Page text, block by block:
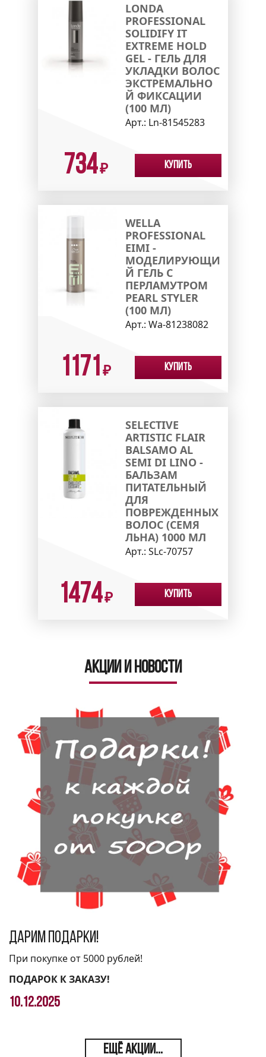
LONDA
PROFESSIONAL
SOLIDIFY IT
EXTREME HOLD
GEL - ГЕЛЬ ДЛЯ
УКЛАДКИ ВОЛОС
ЭКСТРЕМАЛЬНО
Й ФИКСАЦИИ
(100 МЛ)
Арт.: Ln-81545283
734₽ Купить
WELLA
PROFESSIONAL
EIMI -
МОДЕЛИРУЮЩИ
Й ГЕЛЬ С
ПЕРЛАМУТРОМ
PEARL STYLER
(100 МЛ)
Арт.: Wa-81238082
1171 ₽ Купить
SELECTIVE
ARTISTIC FLAIR
BALSAMO AL
SEMI DI LINO -
БАЛЬЗАМ
ПИТАТЕЛЬНЫЙ
ДЛЯ
ПОВРЕЖДЕННЫХ
ВОЛОС (СЕМЯ
ЛЬНА) 1000 МЛ
Арт.: SLc-70757
1474₽ Купить
Акции и новости
Дарим подарки!
При покупке от 5000 рублей!
ПОДАРОК К ЗАКАЗУ!
10.12.2025
ЕЩЁ АКЦИИ...